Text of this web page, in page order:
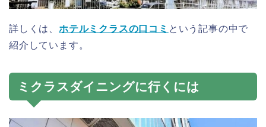
詳しくは、 ホテルミクラスの口コミ という記事の中で
紹介しています。
ミクラスダイニングに行くには